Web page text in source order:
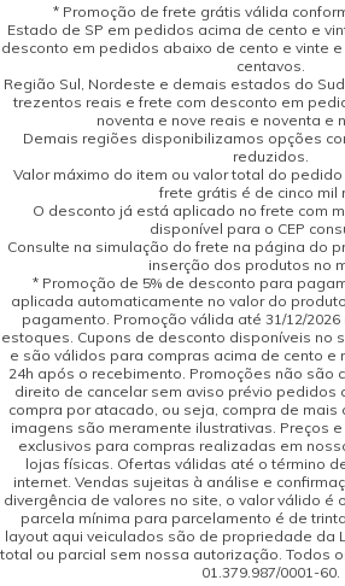
* Promoção de frete grátis válida
Estado de SP em pedidos acima de cento e
desconto em pedidos abaixo de cento e vinte
centavos.
Região Sul, Nordeste e demais estados do
trezentos reais e frete com desconto em
noventa e nove reais e noventa e
Demais regiões disponibilizamos opções
reduzidos.
Valor máximo do item ou valor total do
frete grátis é de cinco mil
O desconto já está aplicado no frete com
disponível para o CEP
Consulte na simulação do frete na página do
inserção dos produtos no
* Promoção de 5% de desconto para
aplicada automaticamente no valor do
pagamento. Promoção válida até 31/12/
estoques. Cupons de desconto disponíveis no
e são válidos para compras acima de cento e
24h após o recebimento. Promoções não são
direito de cancelar sem aviso prévio pedidos
compra por atacado, ou seja, compra de mais
imagens são meramente ilustrativas. Preços
exclusivos para compras realizadas em
lojas físicas. Ofertas válidas até o término
internet. Vendas sujeitas à análise e
divergência de valores no site, o valor válido é
parcela mínima para parcelamento é de
layout aqui veiculados são de propriedade da
total ou parcial sem nossa autorização. Todos
01.379.987/0001-60.